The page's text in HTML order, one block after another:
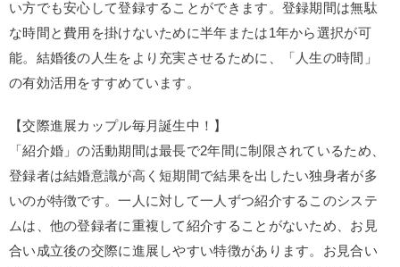
い方でも安心して登録することができます。登録期間は無駄
な時間と費用を掛けないために半年または1年から選択が可
能。結婚後の人生をより充実させるために、「人生の時間」
の有効活用をすすめています。
【交際進展カップル毎月誕生中！】
「紹介婚」の活動期間は最長で2年間に制限されているため、
登録者は結婚意識が高く短期間で結果を出したい独身者が多
いのが特徴です。一人に対して一人ずつ紹介するこのシステ
ムは、他の登録者に重複して紹介することがないため、お見
合い成立後の交際に進展しやすい特徴があります。お見合い